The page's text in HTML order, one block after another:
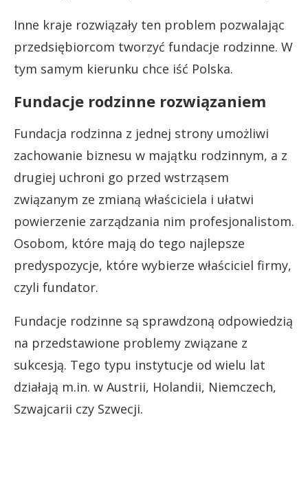
Inne kraje rozwiązały ten problem pozwalając
przedsiębiorcom tworzyć fundacje rodzinne. W
tym samym kierunku chce iść Polska.
Fundacje rodzinne rozwiązaniem
Fundacja rodzinna z jednej strony umożliwi
zachowanie biznesu w majątku rodzinnym, a z
drugiej uchroni go przed wstrząsem
związanym ze zmianą właściciela i ułatwi
powierzenie zarządzania nim profesjonalistom.
Osobom, które mają do tego najlepsze
predyspozycje, które wybierze właściciel firmy,
czyli fundator.
Fundacje rodzinne są sprawdzoną odpowiedzią
na przedstawione problemy związane z
sukcesją. Tego typu instytucje od wielu lat
działają m.in. w Austrii, Holandii, Niemczech,
Szwajcarii czy Szwecji.